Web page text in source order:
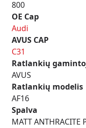
800
OE Cap
Audi
AVUS CAP
C31
Ratlankių
AVUS
Ratlankių modelis
AF16
Spalva
MATT ANTHRACITE